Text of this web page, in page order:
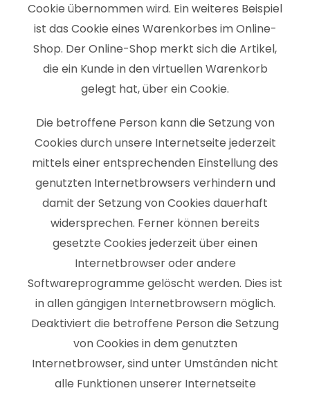
Cookie übernommen wird. Ein weiteres Beispiel
ist das Cookie eines Warenkorbes im Online-
Shop. Der Online-Shop merkt sich die Artikel,
die ein Kunde in den virtuellen Warenkorb
gelegt hat, über ein Cookie.
Die betroffene Person kann die Setzung von
Cookies durch unsere Internetseite jederzeit
mittels einer entsprechenden Einstellung des
genutzten Internetbrowsers verhindern und
damit der Setzung von Cookies dauerhaft
widersprechen. Ferner können bereits
gesetzte Cookies jederzeit über einen
Internetbrowser oder andere
Softwareprogramme gelöscht werden. Dies ist
in allen gängigen Internetbrowsern möglich.
Deaktiviert die betroffene Person die Setzung
von Cookies in dem genutzten
Internetbrowser, sind unter Umständen nicht
alle Funktionen unserer Internetseite